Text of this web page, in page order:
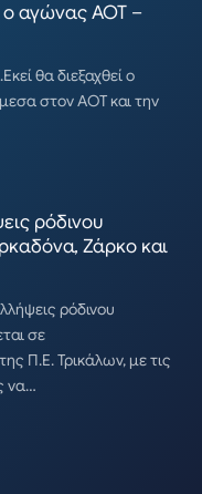
ο αγώνας ΑΟΤ –
θα διεξαχθεί ο
στον ΑΟΤ και την
ρόδινου
Ζάρκο και
ρόδινου
σε
Π.Ε. Τρικάλων, με τις
να…